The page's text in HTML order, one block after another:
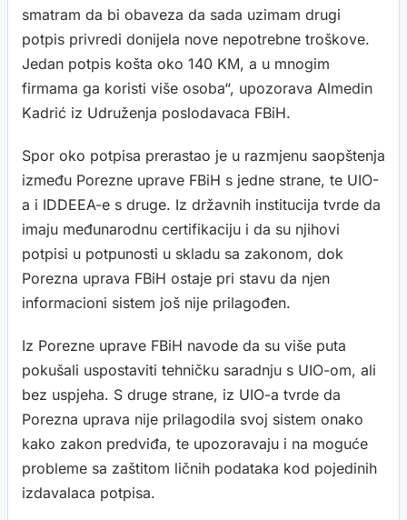
smatram da bi obaveza da sada uzimam drugi
potpis privredi donijela nove nepotrebne troškove.
Jedan potpis košta oko 140 KM, a u mnogim
firmama ga koristi više osoba“, upozorava Almedin
Kadrić iz Udruženja poslodavaca FBiH.
Spor oko potpisa prerastao je u razmjenu saopštenja
između Porezne uprave FBiH s jedne strane, te UIO-
a i IDDEEA-e s druge. Iz državnih institucija tvrde da
imaju međunarodnu certifikaciju i da su njihovi
potpisi u potpunosti u skladu sa zakonom, dok
Porezna uprava FBiH ostaje pri stavu da njen
informacioni sistem još nije prilagođen.
Iz Porezne uprave FBiH navode da su više puta
pokušali uspostaviti tehničku saradnju s UIO-om, ali
bez uspjeha. S druge strane, iz UIO-a tvrde da
Porezna uprava nije prilagodila svoj sistem onako
kako zakon predviđa, te upozoravaju i na moguće
probleme sa zaštitom ličnih podataka kod pojedinih
izdavalaca potpisa.